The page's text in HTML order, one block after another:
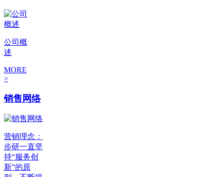
公司概
述
MORE
>
销售网络
营销理念：
步研一直坚
持“服务创
新”的原